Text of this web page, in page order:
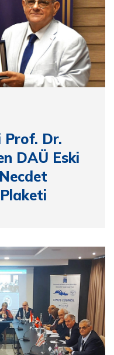
Prof. Dr.
DAÜ Eski